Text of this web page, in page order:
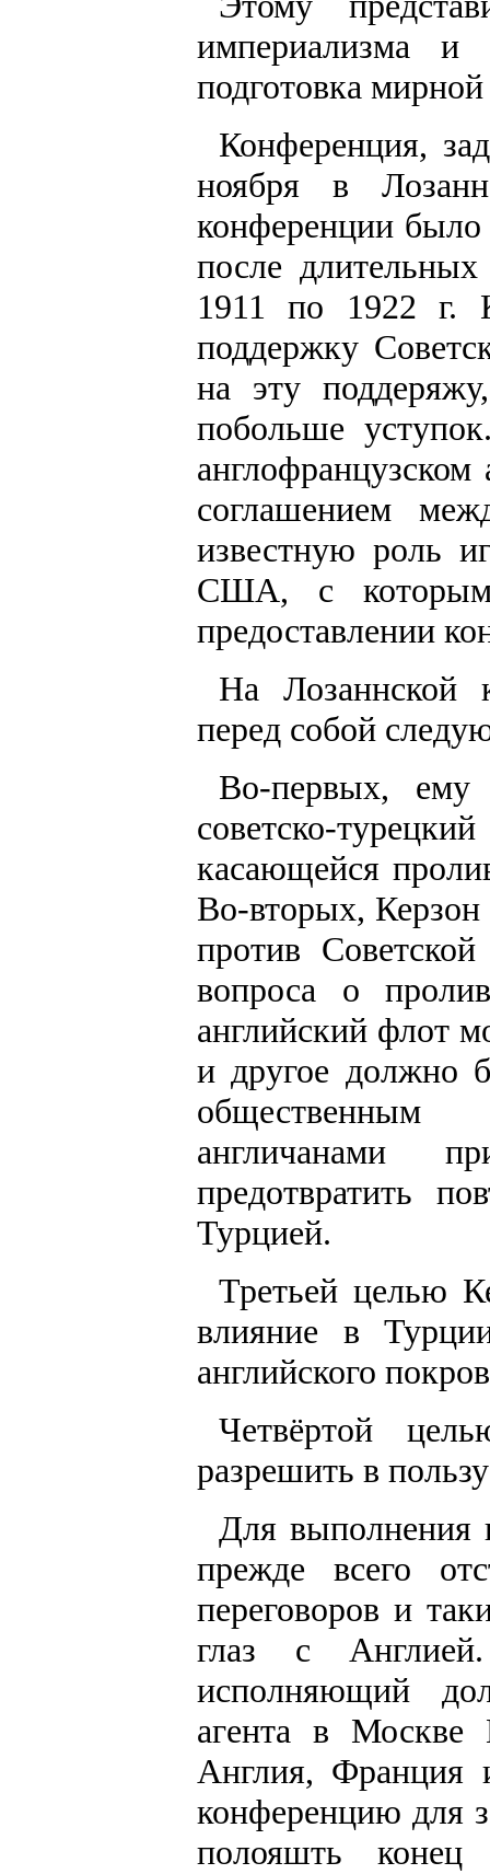
империализма и
подготовка
Конференция,
ноября в
конференции было
после
1911 по 1922 г.
поддержку
на эту
побольше
соглашением
известную роль
США, с
предоставлении
На Лозаннской
перед собой
Во-первых, ему
советско-
касающейся
Во-вторых, Керзон
против
вопроса о
английский флот
и другое должно
англичанами
предотвратить
Турцией.
Третьей целью
влияние в
английского
Четвёртой
разрешить в
Для выполнения
прежде всего
переговоров и
глаз с
исполняющий
агента в Москве
Англия, Франция
конференцию для
полояшть